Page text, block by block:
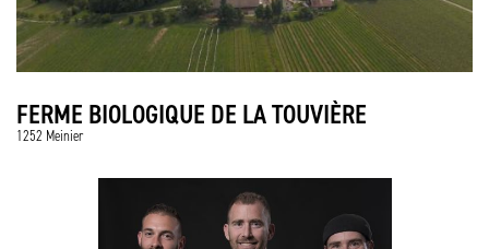
FERME BIOLOGIQUE DE LA TOUVIÈRE
1252 Meinier